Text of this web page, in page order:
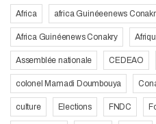
Africa africa Guinéeenews
Africa Guinéenews Conakry
Assemblée nationale CEDEAO
colonel Mamadi Doumbouya
culture Elections FNDC